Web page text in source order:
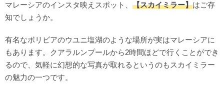
マレーシアのインスタ映えスポット、 【スカイミラー】はご存
知でしょうか。
有名なボリビアのウユニ塩湖のような場所が実はマレーシアに
もあります。クアラルンプールから2時間ほどで行くことができ
るので、気軽に幻想的な写真が取れるというのもスカイミラー
の魅力の一つです。